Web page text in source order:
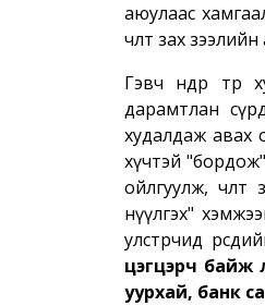
аюулаас
чөлөөт зах
Гэвч өнөөдөр
дарамтлан
худалдаж авах
хүчтэй
ойлгуулж,
нүүлгэх"
улстөрчид
цэгцэрч байж
уурхай, банк